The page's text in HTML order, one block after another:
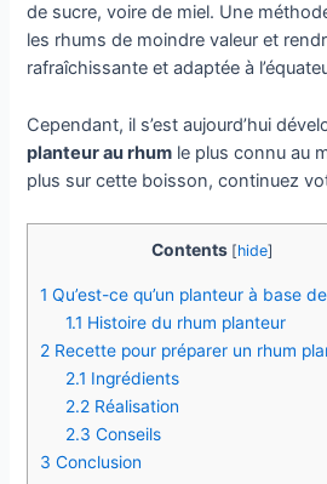
de sucre, voire de miel. Une
les rhums de moindre valeur et
rafraîchissante et adaptée à
Cependant, il s’est aujourd’hui
planteur au rhum le plus connu au
plus sur cette boisson, continuez
Contents [hide]
1 Qu’est-ce qu’un planteur à base
1.1 Histoire du rhum planteur
2 Recette pour préparer un rhum
2.1 Ingrédients
2.2 Réalisation
2.3 Conseils
3 Conclusion